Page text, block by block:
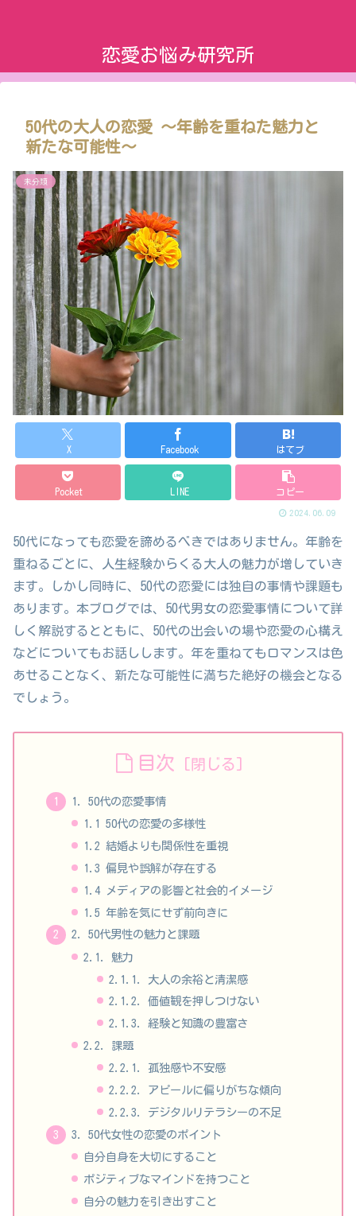
恋愛お悩み研究所
50代の大人の恋愛 〜年齢を重ねた魅力と
新たな可能性〜
未分類
X Facebook はてブ
Pocket LINE コピー
2024.06.09
50代になっても恋愛を諦めるべきではありません。年齢を
重ねるごとに、人生経験からくる大人の魅力が増していき
ます。しかし同時に、50代の恋愛には独自の事情や課題も
あります。本ブログでは、50代男女の恋愛事情について詳
しく解説するとともに、50代の出会いの場や恋愛の心構え
などについてもお話しします。年を重ねてもロマンスは色
あせることなく、新たな可能性に満ちた絶好の機会となる
でしょう。
目次
1. 50代の恋愛事情
1.1 50代の恋愛の多様性
1.2 結婚よりも関係性を重視
1.3 偏見や誤解が存在する
1.4 メディアの影響と社会的イメージ
1.5 年齢を気にせず前向きに
2. 50代男性の魅力と課題
2.1. 魅力
2.1.1. 大人の余裕と清潔感
2.1.2. 価値観を押しつけない
2.1.3. 経験と知識の豊富さ
2.2. 課題
2.2.1. 孤独感や不安感
2.2.2. アピールに偏りがちな傾向
2.2.3. デジタルリテラシーの不足
3. 50代女性の恋愛のポイント
自分自身を大切にすること
ポジティブなマインドを持つこと
自分の魅力を引き出すこと